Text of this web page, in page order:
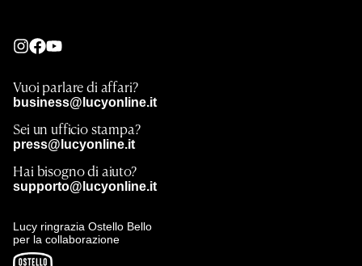
Vuoi parlare di affari?
business@lucyonline.it
Sei un ufficio stampa?
press@lucyonline.it
Hai bisogno di aiuto?
supporto@lucyonline.it
Lucy ringrazia Ostello Bello
per la collaborazione